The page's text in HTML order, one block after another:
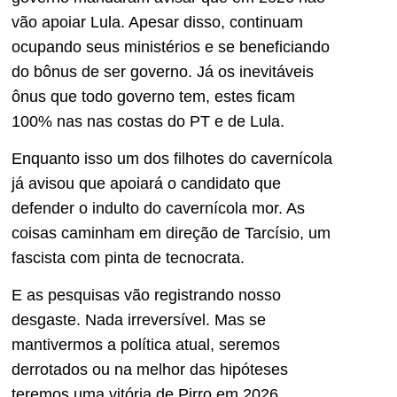
vão apoiar Lula. Apesar disso, continuam
ocupando seus ministérios e se beneficiando
do bônus de ser governo. Já os inevitáveis
ônus que todo governo tem, estes ficam
100% nas nas costas do PT e de Lula.
Enquanto isso um dos filhotes do cavernícola
já avisou que apoiará o candidato que
defender o indulto do cavernícola mor. As
coisas caminham em direção de Tarcísio, um
fascista com pinta de tecnocrata.
E as pesquisas vão registrando nosso
desgaste. Nada irreversível. Mas se
mantivermos a política atual, seremos
derrotados ou na melhor das hipóteses